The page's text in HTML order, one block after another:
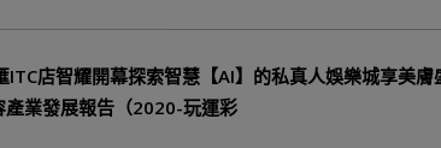
店智耀開幕探索智慧【AI】的私真人娛樂城享美膚
業發展報告（2020-玩運彩